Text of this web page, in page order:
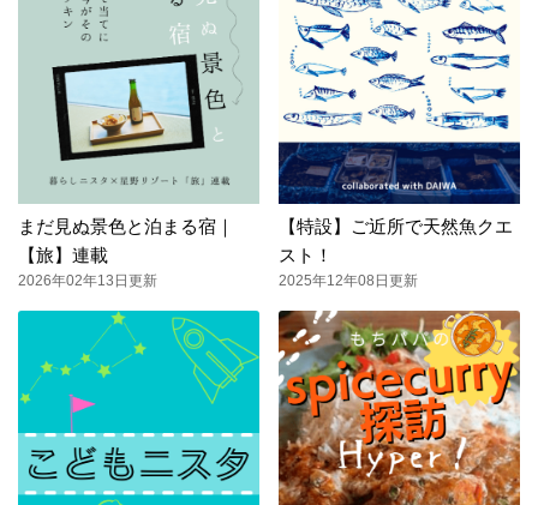
まだ見ぬ景色と泊まる宿｜
【旅】連載
2026年02年13日更新
【特設】ご近所で天然魚クエ
スト！
2025年12年08日更新